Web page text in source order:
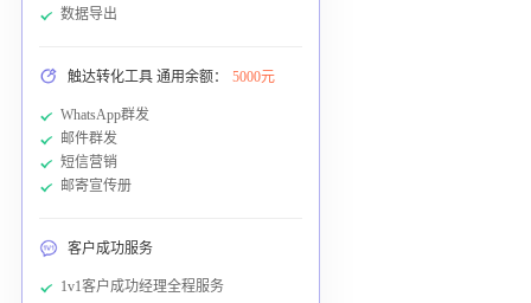
数据导出
触达转化工具 通用余额： 5000元
WhatsApp群发
邮件群发
短信营销
邮寄宣传册
客户成功服务
1v1客户成功经理全程服务